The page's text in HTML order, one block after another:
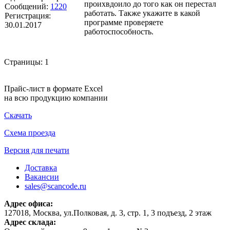
Сообщений: 1220
Регистрация:
30.01.2017
проихвдоило до того как он перестал
работать. Также укажите в какой
программе проверяете
работоспособность.
Страницы: 1
Прайс-лист в формате Excel
на всю продукцию компании
Скачать
Схема проезда
Версия для печати
Доставка
Вакансии
sales@scancode.ru
Адрес офиса:
127018, Москва, ул.Полковая, д. 3, стр. 1, 3 подъезд, 2 этаж
Адрес склада: